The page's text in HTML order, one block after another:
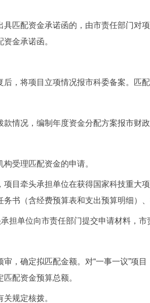
匹配资金承诺函的，由市责任部门对
金承诺函。
，将项目立项情况报市科委备案。匹
情况，编制年度资金分配方案报市财
受理匹配资金的申请。
项目牵头承担单位在获得国家科技重
书（含经费预算表和支出预算明细）
担单位向市责任部门提交申请材料，
，确定拟匹配金额。对“一事一议”项
配资金预算总额。
规定核拨。